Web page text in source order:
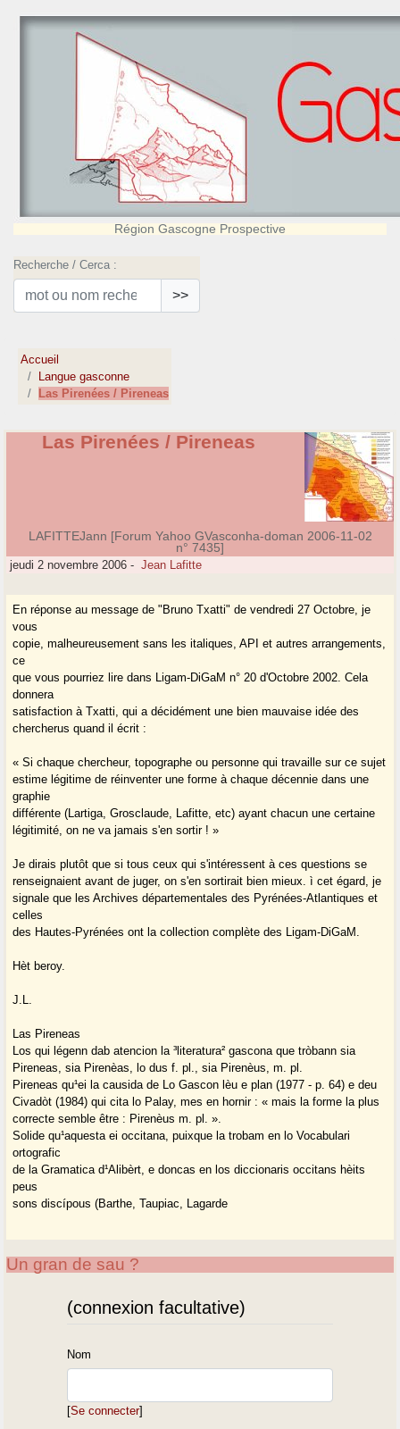
Région Gascogne Prospective
Recherche / Cerca :
>>
Accueil
Langue gasconne
Las Pirenées / Pireneas
Las Pirenées / Pireneas
LAFITTEJann [Forum Yahoo GVasconha-doman 2006-11-02
n° 7435]
jeudi 2 novembre 2006 - Jean Lafitte
En réponse au message de "Bruno Txatti" de vendredi 27 Octobre, je
vous
copie, malheureusement sans les italiques, API et autres arrangements,
ce
que vous pourriez lire dans Ligam-DiGaM n° 20 d'Octobre 2002. Cela
donnera
satisfaction à Txatti, qui a décidément une bien mauvaise idée des
chercherus quand il écrit :
« Si chaque chercheur, topographe ou personne qui travaille sur ce sujet
estime légitime de réinventer une forme à chaque décennie dans une
graphie
différente (Lartiga, Grosclaude, Lafitte, etc) ayant chacun une certaine
légitimité, on ne va jamais s'en sortir ! »
Je dirais plutôt que si tous ceux qui s'intéressent à ces questions se
renseignaient avant de juger, on s'en sortirait bien mieux. ì cet égard, je
signale que les Archives départementales des Pyrénées-Atlantiques et
celles
des Hautes-Pyrénées ont la collection complète des Ligam-DiGaM.
Hèt beroy.
J.L.
Las Pireneas
Los qui légenn dab atencion la ³literatura² gascona que tròbann sia
Pireneas, sia Pirenèas, lo dus f. pl., sia Pirenèus, m. pl.
Pireneas qu¹ei la causida de Lo Gascon lèu e plan (1977 - p. 64) e deu
Civadòt (1984) qui cita lo Palay, mes en hornir : « mais la forme la plus
correcte semble être : Pirenèus m. pl. ».
Solide qu¹aquesta ei occitana, puixque la trobam en lo Vocabulari
ortografic
de la Gramatica d¹Alibèrt, e doncas en los diccionaris occitans hèits
peus
sons discípous (Barthe, Taupiac, Lagarde
Un gran de sau ?
(connexion facultative)
Nom
[Se connecter]